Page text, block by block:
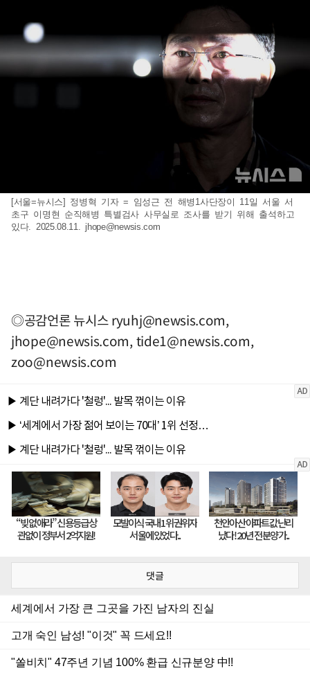
[서울=뉴시스] 정병혁 기자 = 임성근 전 해병1사단장이 11일 서울 서
초구 이명현 순직해병 특별검사 사무실로 조사를 받기 위해 출석하고
있다. 2025.08.11. jhope@newsis.com
◎공감언론 뉴시스ryuhj@newsis.com,
jhope@newsis.com,tide1@newsis.com,
zoo@newsis.com
댓글